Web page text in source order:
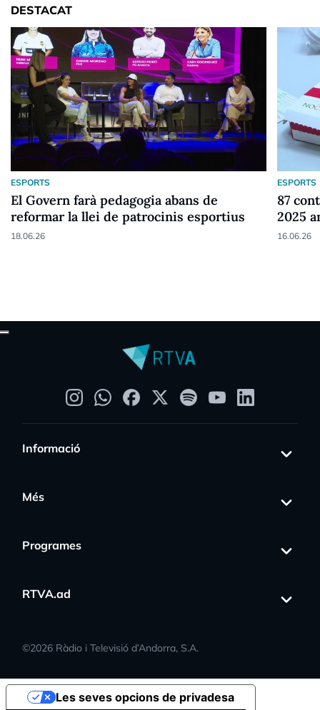
DESTACAT
ESPORTS
El Govern farà pedagogia abans de
reformar la llei de patrocinis esportius
18.06.26
ESPORTS
87
2025
16.06.26
Informació
Més
Programes
RTVA.ad
©2026 Ràdio i Televisió d’Andorra, S.A.
Les seves opcions de privadesa